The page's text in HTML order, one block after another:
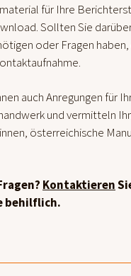
für Ihre
Sollten Sie
oder Fragen haben,
auch Anregungen für
und vermitteln
österreichische
Kontaktieren
behilflich.